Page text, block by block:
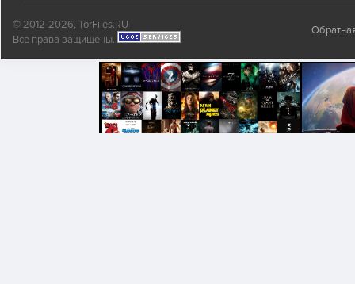
© 2012-2026, TorFiles.RU
Все права защищены.